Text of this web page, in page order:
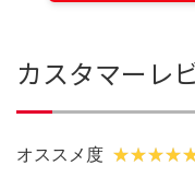
カスタマーレ
オススメ度